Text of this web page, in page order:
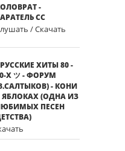
-
СС
/ Скачать
РУССКИЕ ХИТЫ 80 -
Х ツ - ФОРУМ
- КОНИ
ЯБЛОКАХ (ОДНА ИЗ
ПЕСЕН